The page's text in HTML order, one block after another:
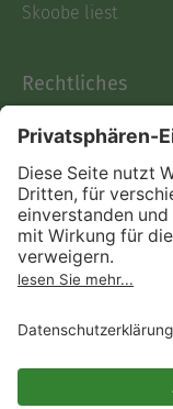
Skoobe liest
Rechtliches
AGB
Informationen
Act
Verträge hier
Impressum